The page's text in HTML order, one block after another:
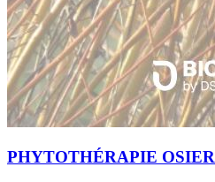
PHYTOTHÉRAPIE OSIER